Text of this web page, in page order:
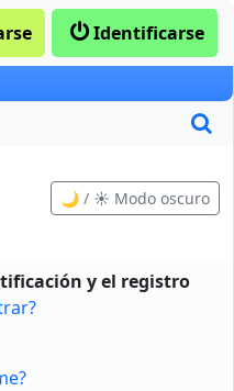
Identificarse
🌙 / ☀️ Modo oscuro
y el registro